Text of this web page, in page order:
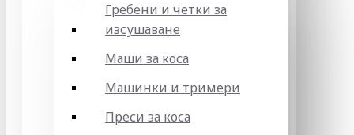
Гребени и четки за
изсушаване
Маши за коса
Машинки и тримери
Преси за коса